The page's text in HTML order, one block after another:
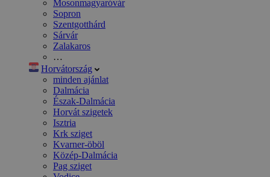
Mosonmagyaróvár
Sopron
Szentgotthárd
Sárvár
Zalakaros
…
Horvátország
minden ajánlat
Dalmácia
Észak-Dalmácia
Horvát szigetek
Isztria
Krk sziget
Kvarner-öböl
Közép-Dalmácia
Pag sziget